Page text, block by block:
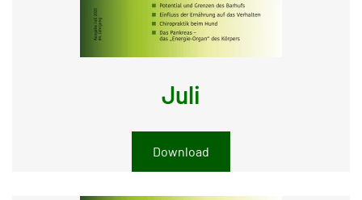
Juli
Download